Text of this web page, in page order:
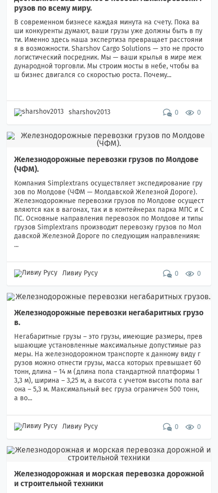
рузов по всему миру.
В современном бизнесе каждая минута на счету. Пока ва
ши конкуренты думают, ваши грузы уже должны быть в пу
ти. Именно здесь наша экспертиза превращает расстояни
я в возможности. Sharshov Cargo Solutions — это не просто
логистический посредник. Мы — ваши крылья в мире меж
дународной торговли. Мы строим мосты в небе, чтобы ва
ш бизнес двигался со скоростью роста. Почему...
sharshov2013 0 0
Железнодорожные перевозки грузов по Молдове
(ЧФМ).
Компания Simplextrans осуществляет экспедирование гру
зов по Молдове (ЧФМ — Молдавской Железной Дороге).
Железнодорожные перевозки грузов по Молдове осущест
вляются как в вагонах, так и в контейнерах парка МПС и С
ПС. Основные направления перевозок по Молдове и типы
грузов Simplextrans производит перевозку грузов по Мол
давской Железной Дороге по следующим направлениям:
...
Ливиу Русу 0 0
Железнодорожные перевозки негабаритных грузо
в.
Негабаритные грузы – это грузы, имеющие размеры, прев
ышающие установленные максимальные допустимые раз
меры. На железнодорожном транспорте к данному виду г
рузов можно отнести грузы, масса которых превышает 60
тонн, длина – 14 м (длина пола стандартной платформы 1
3,3 м), ширина – 3,25 м, а высота с учетом высоты пола ваг
она – 5,3 м. Максимальный вес груза ограничен 500 тонн,
а во...
Ливиу Русу 0 0
Железнодорожная и морская перевозка дорожной
и строительной техники